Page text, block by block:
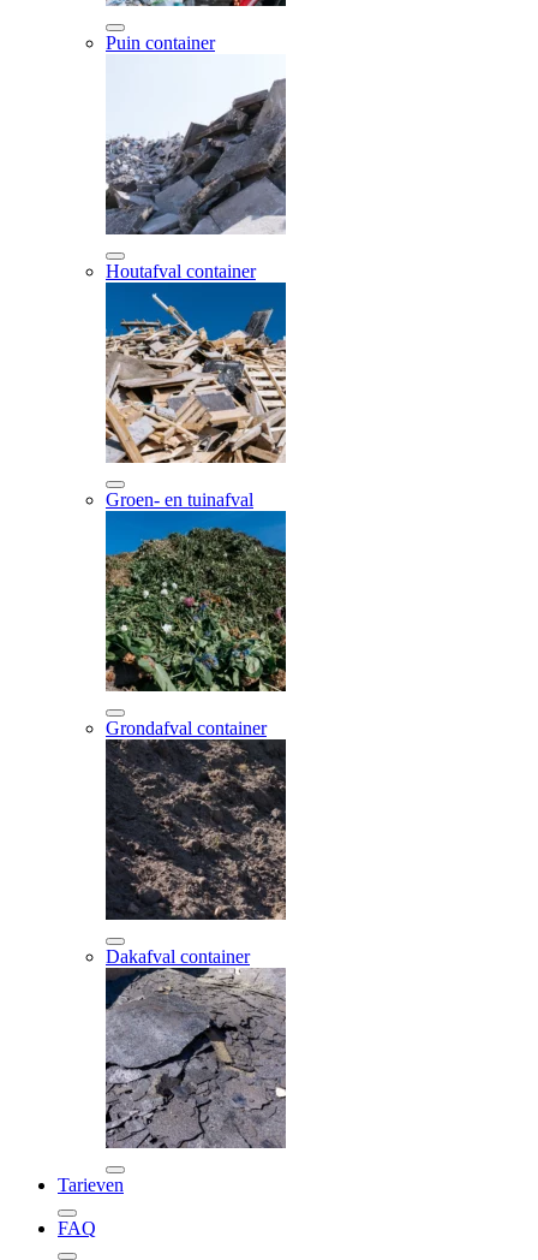
Puin container
Houtafval container
Groen- en tuinafval
Grondafval container
Dakafval container
Tarieven
FAQ